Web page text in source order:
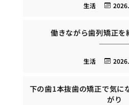
生活
働きながら歯列矯正を
生活
下の歯1本抜歯の矯正で気に
がり